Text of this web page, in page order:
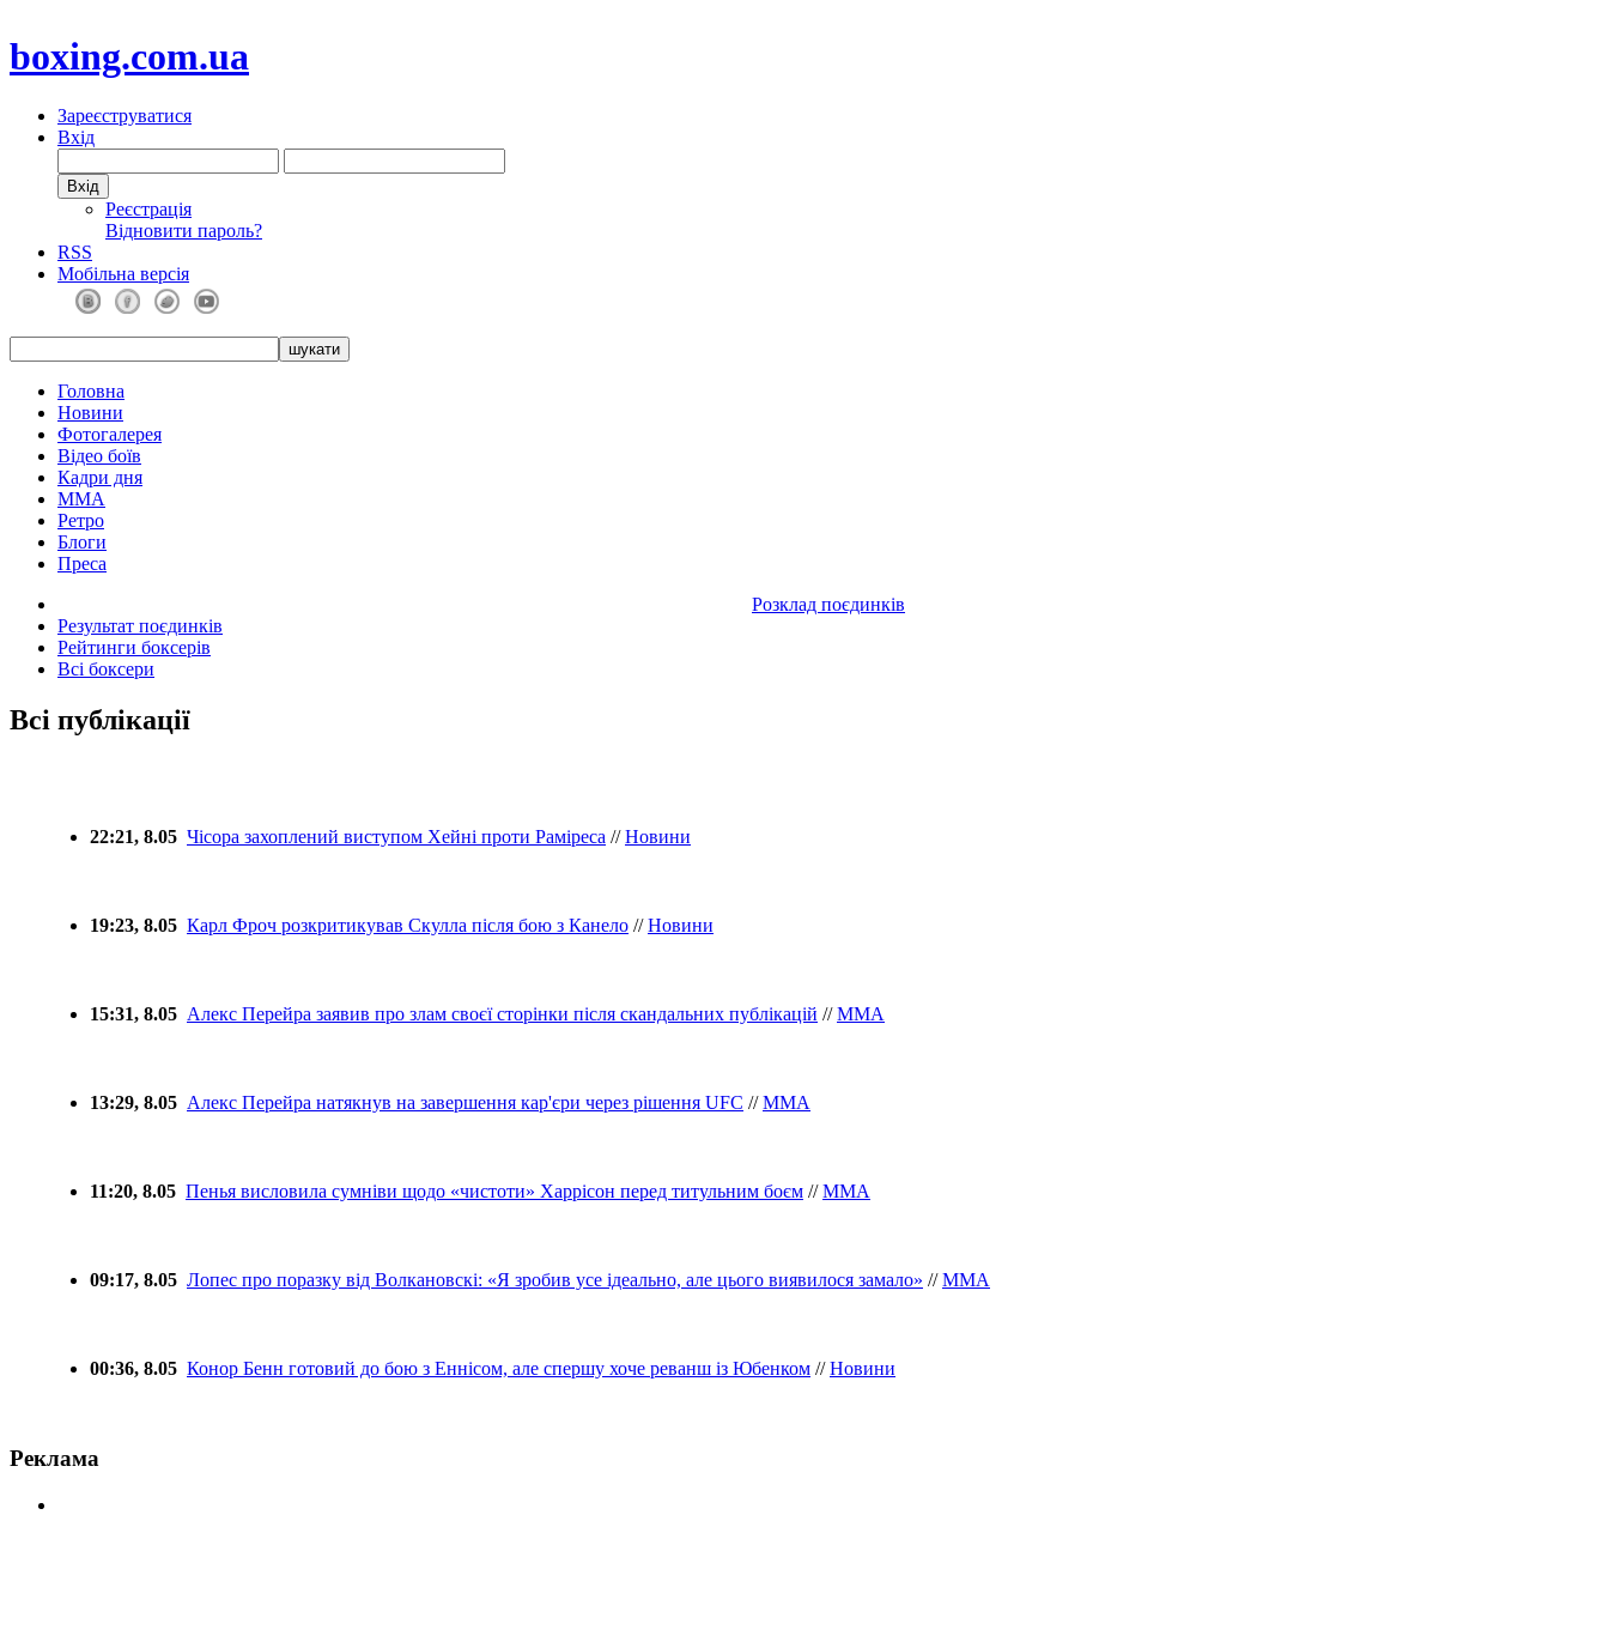
boxing.com.ua
Зареєструватися
Вхід
Реєстрація
Відновити пароль?
RSS
Мобільна версія
Головна
Новини
Фотогалерея
Відео боїв
Кадри дня
ММА
Ретро
Блоги
Преса
Розклад поєдинків
Результат поєдинків
Рейтинги боксерів
Всі боксери
Всі публікації
22:21, 8.05 Чісора захоплений виступом Хейні проти Раміреса //Новини
19:23, 8.05 Карл Фроч розкритикував Скулла після бою з Канело //Новини
15:31, 8.05 Алекс Перейра заявив про злам своєї сторінки після скандальних публікацій //ММА
13:29, 8.05 Алекс Перейра натякнув на завершення кар'єри через рішення UFC //ММА
11:20, 8.05 Пенья висловила сумніви щодо «чистоти» Харрісон перед титульним боєм //ММА
09:17, 8.05 Лопес про поразку від Волкановскі: «Я зробив усе ідеально, але цього виявилося замало» //ММА
00:36, 8.05 Конор Бенн готовий до бою з Еннісом, але спершу хоче реванш із Юбенком //Новини
Реклама